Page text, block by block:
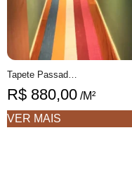
R$ 880,00 /M²
VER MAIS